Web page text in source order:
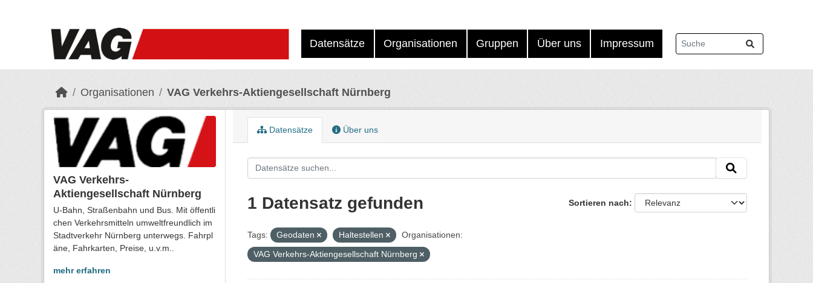
Datensätze Organisationen Gruppen Über uns Impressum
Organisationen VAG Verkehrs-Aktiengesellschaft Nürnberg
VAG Verkehrs-
Aktiengesellschaft Nürnberg
U-Bahn, Straßenbahn und Bus. Mit öffentli
chen Verkehrsmitteln umweltfreundlich im
Stadtverkehr Nürnberg unterwegs. Fahrpl
äne, Fahrkarten, Preise, u.v.m..
mehr erfahren
Datensätze Über uns
Sortieren nach
1 Datensatz gefunden
Tags: Geodaten Haltestellen
Organisationen:
VAG Verkehrs-Aktiengesellschaft Nürnberg